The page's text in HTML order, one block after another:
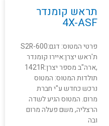
תראש קומנדר
4X-ASF
פרטי המטוס: דגם:S2R-600
ת'ראש יצרן:איירו קומנדר
,ארה"ב מספר יצרן:1421R
תולדות המטוס: המטוס
נרכש כחדש ע"י חברת
מרום. המטוס הגיע לשדה
הרצליה, משם פעלה מרום
ובה